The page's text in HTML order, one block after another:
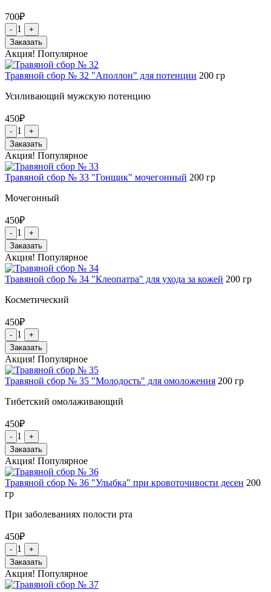
700₽
- 1
+
Заказать
Акция! Популярное
Травяной сбор № 32 "Аполлон" для потенции 200 гр
Усиливающий мужскую потенцию
450₽
- 1
+
Заказать
Акция! Популярное
Травяной сбор № 33 "Гонщик" мочегонный 200 гр
Мочегонный
450₽
- 1
+
Заказать
Акция! Популярное
Травяной сбор № 34 "Клеопатра" для ухода за кожей 200 гр
Косметический
450₽
- 1
+
Заказать
Акция! Популярное
Травяной сбор № 35 "Молодость" для омоложения 200 гр
Тибетский омолаживающий
450₽
- 1
+
Заказать
Акция! Популярное
Травяной сбор № 36 "Улыбка" при кровоточивости десен 200
гр
При заболеваниях полости рта
450₽
- 1
+
Заказать
Акция! Популярное